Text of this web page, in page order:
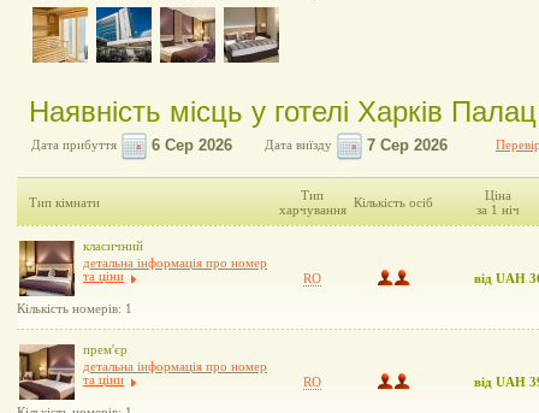
Наявність місць у готелі Харків
Дата прибуття Дата виїзду
Тип кімнати
Тип
харчування Кількість осіб
Ціна
за 1 ніч
класичний
детальна інформація про номер
та ціни
Кількість номерів: 1
RO від UAH
прем'єр
детальна інформація про номер
та ціни
RO від UAH